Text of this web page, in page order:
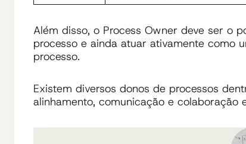
Além disso, o Process Owner deve ser o
processo e ainda atuar ativamente como
processo.
Existem diversos donos de processos
alinhamento, comunicação e colaboração